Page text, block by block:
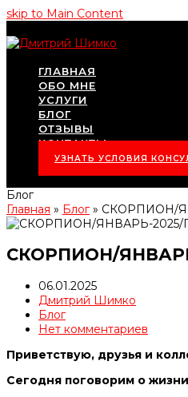
skip to Main Content
ГЛАВНАЯ
ОБО МНЕ
УСЛУГИ
БЛОГ
ОТЗЫВЫ
КОНТАКТЫ
УЗНАТЬ УСЛОВИЯ
Блог
Главная » Блог» СКОРПИОН/
СКОРПИОН/
06.01.2025
Дмитрий Шимко
Блог
Нет комментариев
Приветствую, друзья и
Сегодня поговорим о